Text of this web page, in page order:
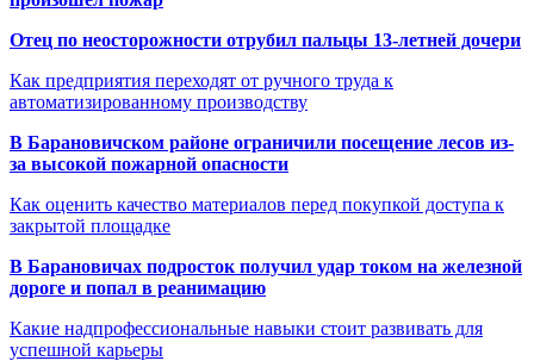
Отец по неосторожности отрубил пальцы 13-летней дочери
Как предприятия переходят от ручного труда к
автоматизированному производству
В Барановичском районе ограничили посещение лесов из-
за высокой пожарной опасности
Как оценить качество материалов перед покупкой доступа к
закрытой площадке
В Барановичах подросток получил удар током на железной
дороге и попал в реанимацию
Какие надпрофессиональные навыки стоит развивать для
успешной карьеры